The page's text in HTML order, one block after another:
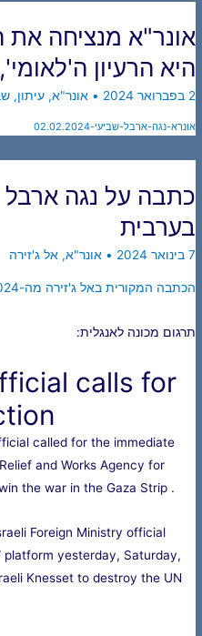
אונר"א מנציחה את
היא הרעיון
2 בפברואר 2024 • אונר"א, עיתון,
אונרא-נגה-ארבל-שביעי-02.02.2024
כתבה על נגה ארבל
בערבית
7 בינואר 2024 • אונר"א, אל ג'זירה
הכתבה המקורית באל ג'זירה מה-7/1/2024.
תרגום מכונה לאנגלית:
calls for
called for the immediate
and Works Agency for
the war in the Gaza Strip .
Foreign Ministry official
platform yesterday, Saturday,
Knesset to destroy the UN